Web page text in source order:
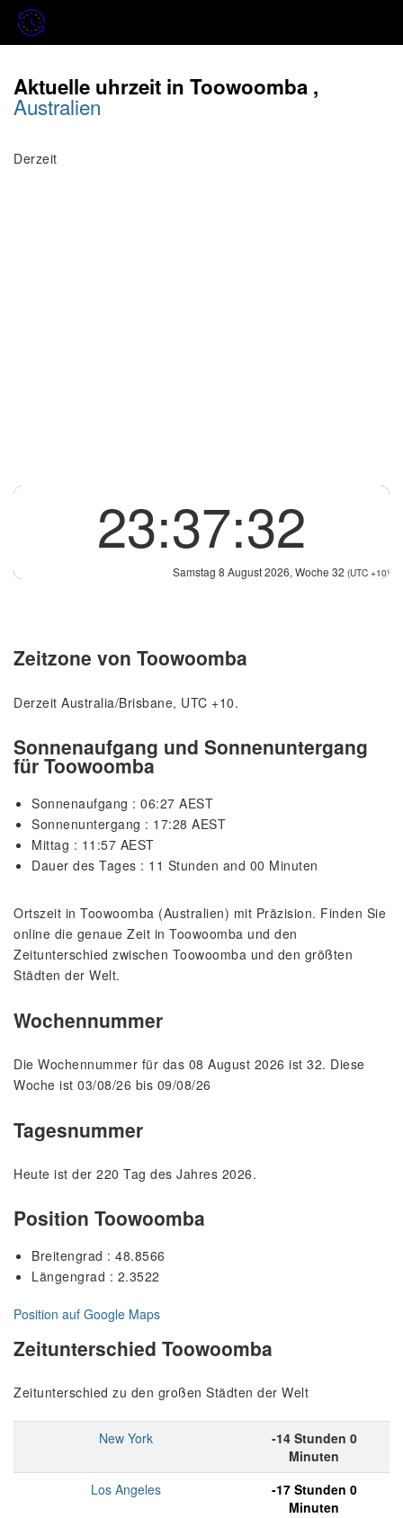
Aktuelle uhrzeit in Toowoomba ,
Australien
Derzeit
23:37:32
Samstag 8 August 2026, Woche 32 (UTC +10)
Zeitzone von Toowoomba
Derzeit Australia/Brisbane, UTC +10.
Sonnenaufgang und Sonnenuntergang
für Toowoomba
Sonnenaufgang : 06:27 AEST
Sonnenuntergang : 17:28 AEST
Mittag : 11:57 AEST
Dauer des Tages : 11 Stunden and 00 Minuten
Ortszeit in Toowoomba (Australien) mit Präzision. Finden Sie
online die genaue Zeit in Toowoomba und den
Zeitunterschied zwischen Toowoomba und den größten
Städten der Welt.
Wochennummer
Die Wochennummer für das 08 August 2026 ist 32. Diese
Woche ist 03/08/26 bis 09/08/26
Tagesnummer
Heute ist der 220 Tag des Jahres 2026.
Position Toowoomba
Breitengrad : 48.8566
Längengrad : 2.3522
Position auf Google Maps
Zeitunterschied Toowoomba
Zeitunterschied zu den großen Städten der Welt
New York
-14 Stunden 0
Minuten
Los Angeles
-17 Stunden 0
Minuten